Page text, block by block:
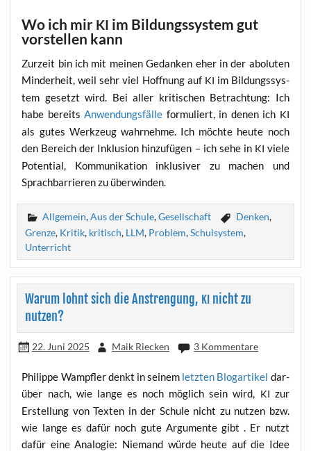
Wo ich mir KI im Bildungssystem gut
vorstellen kann
Zur­zeit bin ich mit mei­nen Gedan­ken eher in der abo­lu­ten
Min­der­heit, weil sehr viel Hoff­nung auf KI im Bil­dungs­sys­
tem gesetzt wird. Bei aller kri­ti­schen Betrach­tung: Ich
habe bereitsAnwen­dungs­fäl­le for­mu­liert, in denen ich KI
als gutes Werk­zeug wahr­neh­me. Ich möch­te heu­te noch
den Bereich der Inklu­si­on hin­zu­fü­gen – ich sehe in KI vie­le
Poten­ti­al, Kom­mu­ni­ka­ti­on inklu­si­ver zu machen und
Sprach­bar­rie­ren zu überwinden.
Allgemein,Aus der Schule,Gesellschaft Denken,
Grenze, Kritik, kritisch, LLM, Problem,Schulsystem,
Unterricht
Warum lohnt sich die Anstrengung, KInicht zu
nutzen?
22. Juni 2025 Maik Riecken 3 Kommentare
Phil­ip­pe Wampf­ler denkt in sei­nem letz­ten Blog­ar­ti­kel dar­
über nach, wie lan­ge es noch mög­lich sein wird, KI zur
Erstel­lung von Tex­ten in der Schu­le nicht zu nut­zen bzw.
wie lan­ge es dafür noch gute Argu­men­te gibt . Er nutzt
dafür eine Ana­lo­gie: Nie­mand wür­de heu­te auf die Idee